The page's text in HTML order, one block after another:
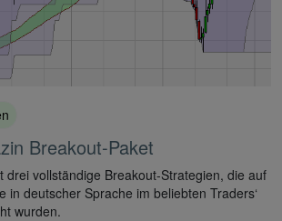
Breakout-Paket
drei vollständige Breakout-Strategien, die auf
in deutscher Sprache im beliebten Traders‘
wurden.